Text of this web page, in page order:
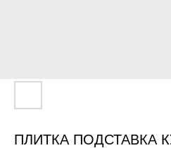
ПЛИТКА ПОДСТАВКА